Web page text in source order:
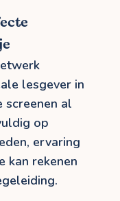
lesgever in
screenen al
op
ervaring
kan rekenen